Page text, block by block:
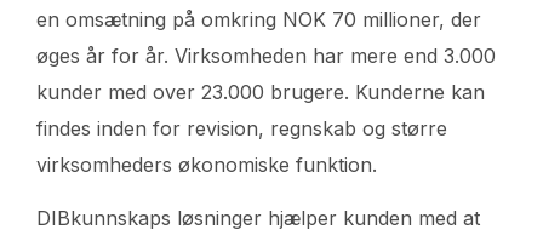
en omsætning på omkring NOK 70 millioner, der
øges år for år. Virksomheden har mere end 3.000
kunder med over 23.000 brugere. Kunderne kan
findes inden for revision, regnskab og større
virksomheders økonomiske funktion.
DIBkunnskaps løsninger hjælper kunden med at